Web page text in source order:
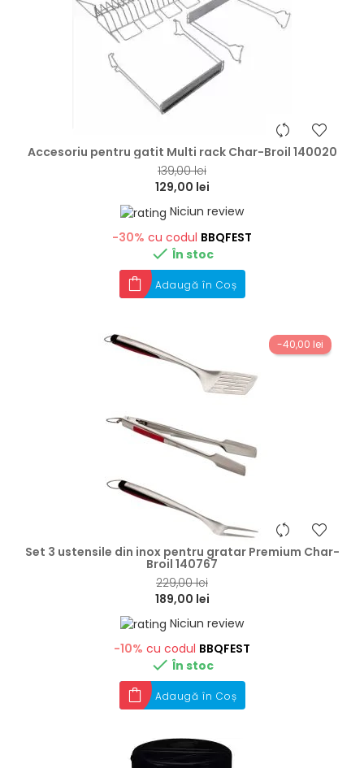
Accesoriu pentru gatit Multi rack Char-Broil 140020
139,00 lei
129,00 lei
Niciun review
-30% cu codul BBQFEST
 În stoc
Adaugă în Coș
-40,00 lei
Set 3 ustensile din inox pentru gratar Premium Char-
Broil 140767
229,00 lei
189,00 lei
Niciun review
-10% cu codul BBQFEST
 În stoc
Adaugă în Coș